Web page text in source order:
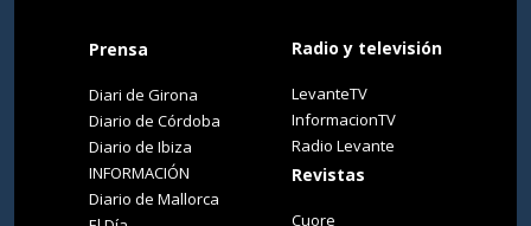
Prensa
Diari de Girona
Diario de Córdoba
Diario de Ibiza
INFORMACIÓN
Diario de Mallorca
Radio y televisión
LevanteTV
InformacionTV
Radio Levante
Revistas
Cuore